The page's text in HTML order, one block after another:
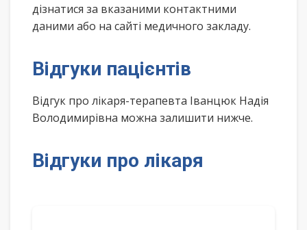
дізнатися за вказаними контактними
даними або на сайті медичного закладу.
Відгуки пацієнтів
Відгук про лікаря-терапевта Іванцюк Надія
Володимирівна можна залишити нижче.
Відгуки про лікаря